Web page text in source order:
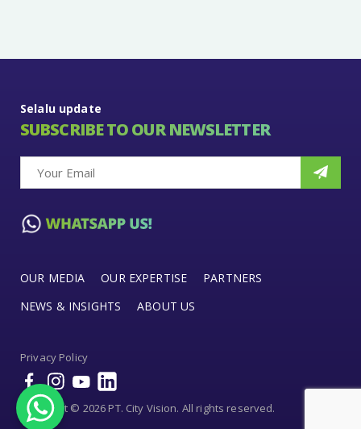
Selalu update
SUBSCRIBE TO OUR NEWSLETTER
OUR MEDIA OUR EXPERTISE
PARTNERS
NEWS & INSIGHTS
ABOUT US
Privacy Policy
Copyright © 2026 PT. City Vision. All rights reserved.